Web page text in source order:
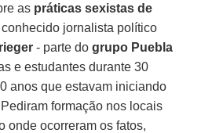
as práticas sexistas de
jornalista político
- parte dogrupo Puebla
e estudantes durante 30
anos que estavam iniciando
formação nos locais
onde ocorreram os fatos,